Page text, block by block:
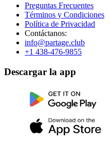
Preguntas Frecuentes
Términos y Condiciones
Política de Privacidad
Contáctanos:
info@partage.club
+1 438-476-9855
Descargar la app